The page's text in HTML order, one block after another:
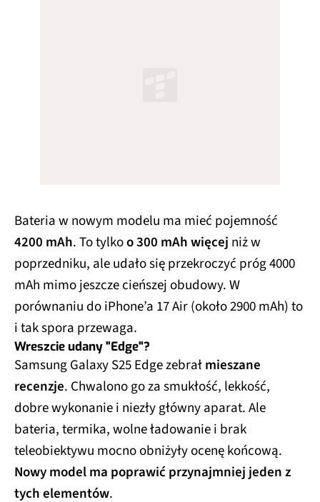
Bateria w nowym modelu ma mieć pojemność
4200 mAh. To tylkoo 300 mAh więcej niż w
poprzedniku, ale udało się przekroczyć próg 4000
mAh mimo jeszcze cieńszej obudowy. W
porównaniu do iPhone’a 17 Air (około 2900 mAh) to
i tak spora przewaga.
Wreszcie udany "Edge"?
Samsung Galaxy S25 Edge zebrałmieszane
recenzje. Chwalono go za smukłość, lekkość,
dobre wykonanie i niezły główny aparat. Ale
bateria, termika, wolne ładowanie i brak
teleobiektywu mocno obniżyły ocenę końcową.
Nowy model ma poprawić przynajmniej jeden z
tych elementów.